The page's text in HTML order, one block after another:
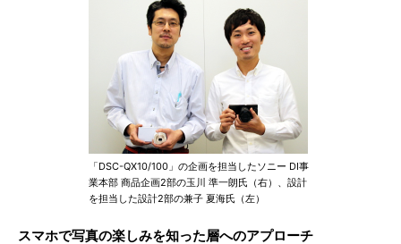
「DSC-QX10/100」の企画を担当したソニー DI事
業本部 商品企画2部の玉川 準一朗氏（右）、設計
を担当した設計2部の兼子 夏海氏（左）
スマホで写真の楽しみを知った層へのアプローチ